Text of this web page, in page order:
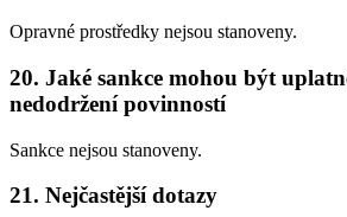
Opravné prostředky nejsou stanoveny.
20. Jaké sankce mohou být
nedodržení povinností
Sankce nejsou stanoveny.
21. Nejčastější dotazy